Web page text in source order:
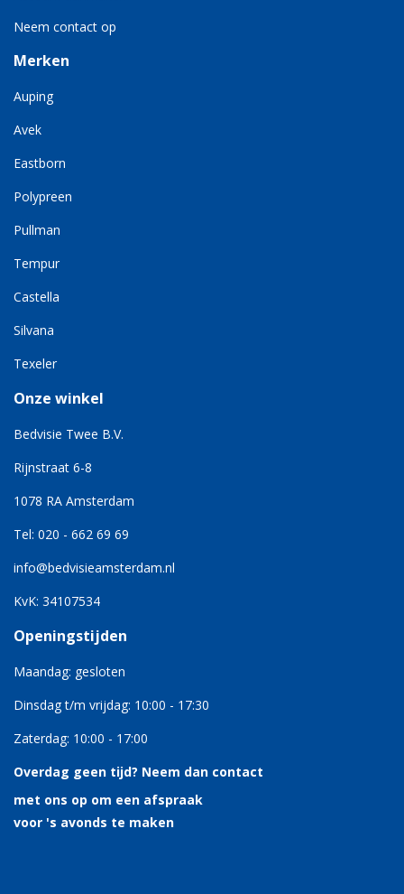
Neem contact op
Merken
Auping
Avek
Eastborn
Polypreen
Pullman
Tempur
Castella
Silvana
Texeler
Onze winkel
Bedvisie Twee B.V.
Rijnstraat 6-8
1078 RA Amsterdam
Tel: 020 - 662 69 69
info@bedvisieamsterdam.nl
KvK: 34107534
Openingstijden
Maandag: gesloten
Dinsdag t/m vrijdag: 10:00 - 17:30
Zaterdag: 10:00 - 17:00
Overdag geen tijd? Neem dan contact
met ons op om een afspraak
voor 's avonds te maken